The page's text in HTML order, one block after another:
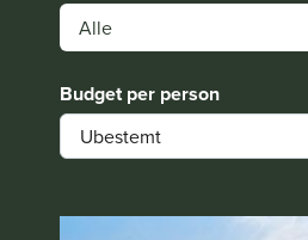
Alle
Budget per person